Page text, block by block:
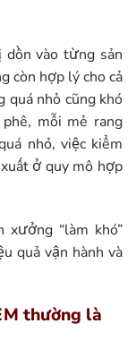
dồn vào từng sản
còn hợp lý cho cả
quá nhỏ cũng khó
mỗi mẻ rang
nhỏ, việc kiểm
ở quy mô hợp
xưởng “làm khó”
quả vận hành và
thường là